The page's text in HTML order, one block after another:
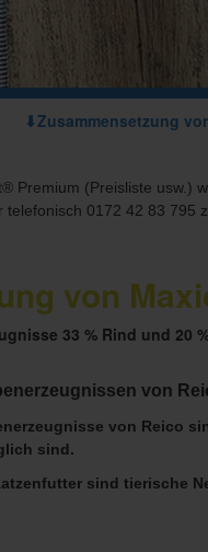
⬇Zusammensetzung
Premium (Preisliste usw.)
telefonisch 0172 42 83 795
von
33 % Rind und 20
von
von Reico
sind.
sind tierische